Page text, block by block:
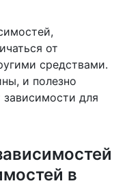
от
средствами.
и полезно
зависимости для
в